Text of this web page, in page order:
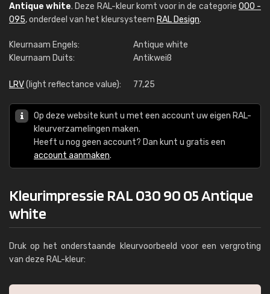
Antique white. Deze RAL-kleur komt voor in de categorie 000 -
095, onderdeel van het kleursysteem RAL Design.
Kleurnaam Engels:
Antique white
Kleurnaam Duits:
Antikweiß
LRV(light reflectance value): 77,25
Op deze website kunt u met een account uw eigen RAL-
kleurverzamelingen maken.
Heeft u nog geen account? Dan kunt u gratis een
account aanmaken.
Kleurimpressie RAL 030 90 05 Antique
white
Druk op het onderstaande kleurvoorbeeld voor een vergroting
van deze RAL-kleur: